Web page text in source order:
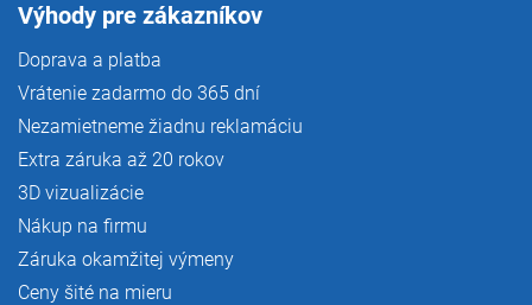
Výhody pre zákazníkov
Doprava a platba
Vrátenie zadarmo do 365 dní
Nezamietneme žiadnu reklamáciu
Extra záruka až 20 rokov
3D vizualizácie
Nákup na firmu
Záruka okamžitej výmeny
Ceny šité na mieru